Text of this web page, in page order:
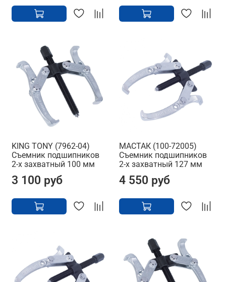
KING TONY (7962-04)
Съемник подшипников
2-х захватный 100 мм
3 100 руб
МАСТАК (100-72005)
Съемник подшипников
2-х захватный 127 мм
4 550 руб